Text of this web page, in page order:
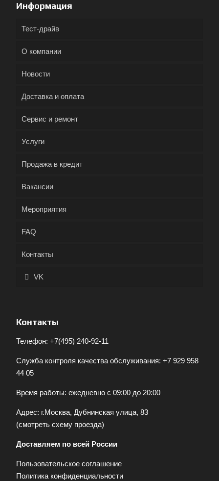
Информация
Тест-драйв
О компании
Новости
Доставка и оплата
Сервис и ремонт
Услуги
Продажа в кредит
Вакансии
Мероприятия
FAQ
Контакты
VK
Контакты
Телефон: +7(495) 240-92-11
Служба контроля качества обслуживания: +7 929 958
44 05
Время работы: ежедневно с 09:00 до 20:00
Адрес: г.Москва, Дубнинская улица, 83
(смотреть схему проезда)
Доставляем по всей России
Пользовательское соглашение
Политика конфиденциальности